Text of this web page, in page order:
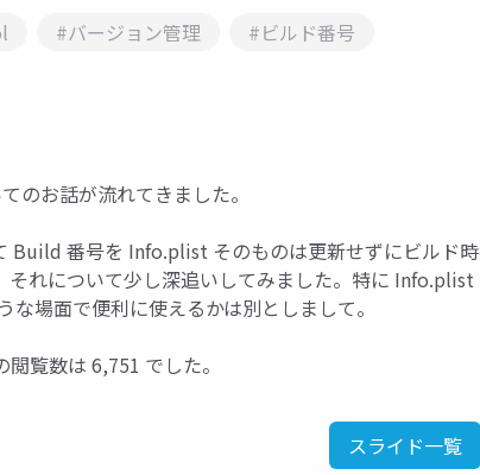
#バージョン管理
#ビルド番号
のお話が流れてきました。
Build 番号を Info.plist そのものは更新せずにビルド時
れについて少し深追いしてみました。特に Info.plist
場面で便利に使えるかは別としまして。
覧数は 6,751 でした。
スライド一覧